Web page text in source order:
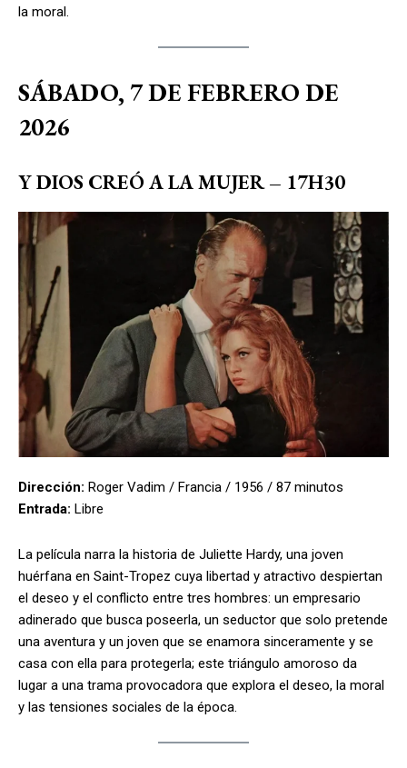
la moral.
SÁBADO, 7 DE FEBRERO DE
2026
Y DIOS CREÓ A LA MUJER – 17H30
Dirección: Roger Vadim / Francia / 1956 / 87 minutos
Entrada: Libre
La película narra la historia de Juliette Hardy, una joven
huérfana en Saint-Tropez cuya libertad y atractivo despiertan
el deseo y el conflicto entre tres hombres: un empresario
adinerado que busca poseerla, un seductor que solo pretende
una aventura y un joven que se enamora sinceramente y se
casa con ella para protegerla; este triángulo amoroso da
lugar a una trama provocadora que explora el deseo, la moral
y las tensiones sociales de la época.